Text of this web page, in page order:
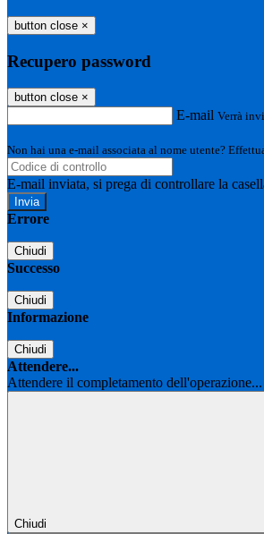
button close ×
Recupero password
button close ×
E-mail Verrà
Non hai una e-mail associata al nome utente?
E-mail inviata, si prega di controllare la
Errore
Chiudi
Successo
Chiudi
Informazione
Chiudi
Attendere...
Attendere il completamento dell'operazione...
Chiudi